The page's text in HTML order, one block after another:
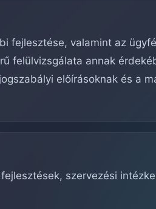
fejlesztése, valamint az
felülvizsgálata annak
előírásoknak és a
szervezési